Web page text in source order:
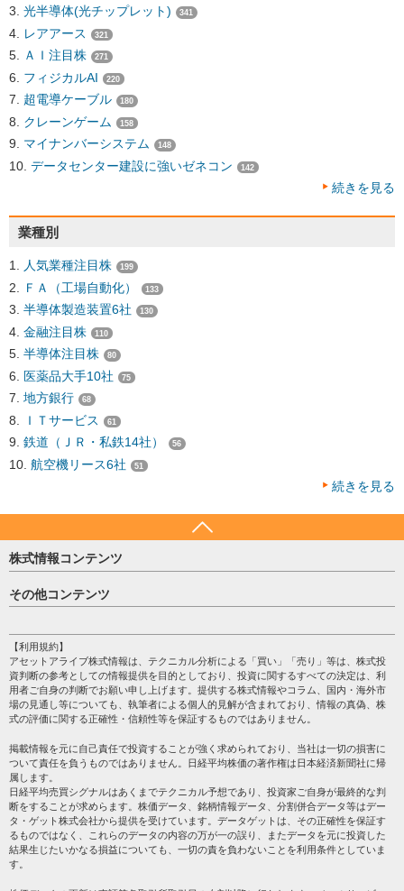
光半導体(光チップレット) 341
レアアース 321
ＡＩ注目株 271
フィジカルAI 220
超電導ケーブル 180
クレーンゲーム 158
マイナンバーシステム 148
データセンター建設に強いゼネコン 142
続きを見る
業種別
人気業種注目株 199
ＦＡ（工場自動化） 133
半導体製造装置6社 130
金融注目株 110
半導体注目株 80
医薬品大手10社 75
地方銀行 68
ＩＴサービス 61
鉄道（ＪＲ・私鉄14社） 56
航空機リース6社 51
続きを見る
株式情報コンテンツ
日経平均
売買シグナル
株テーマ情報
海外市況
投資カレンダー
格付け情報
その他コンテンツ
個人情報保護方針
プライバシーポリシー
会社案内
サイトマップ
過去データ
【利用規約】
アセットアライブ株式情報は、テクニカル分析による「買い」「売り」等は、株式投
資判断の参考としての情報提供を目的としており、投資に関するすべての決定は、利
用者ご自身の判断でお願い申し上げます。提供する株式情報やコラム、国内・海外市
場の見通し等についても、執筆者による個人的見解が含まれており、情報の真偽、株
式の評価に関する正確性・信頼性等を保証するものではありません。
掲載情報を元に自己責任で投資することが強く求められており、当社は一切の損害に
ついて責任を負うものではありません。日経平均株価の著作権は日本経済新聞社に帰
属します。
日経平均売買シグナルはあくまでテクニカル予想であり、投資家ご自身が最終的な判
断をすることが求めらます。株価データ、銘柄情報データ、分割併合データ等はデー
タ・ゲット株式会社から提供を受けています。データゲットは、その正確性を保証す
るものではなく、これらのデータの内容の万が一の誤り、またデータを元に投資した
結果生じたいかなる損益についても、一切の責を負わないことを利用条件としていま
す。